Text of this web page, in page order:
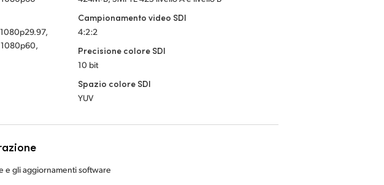
Campionamento video SDI
4:2:2
Precisione colore SDI
10 bit
Spazio colore SDI
YUV
e gli aggiornamenti software